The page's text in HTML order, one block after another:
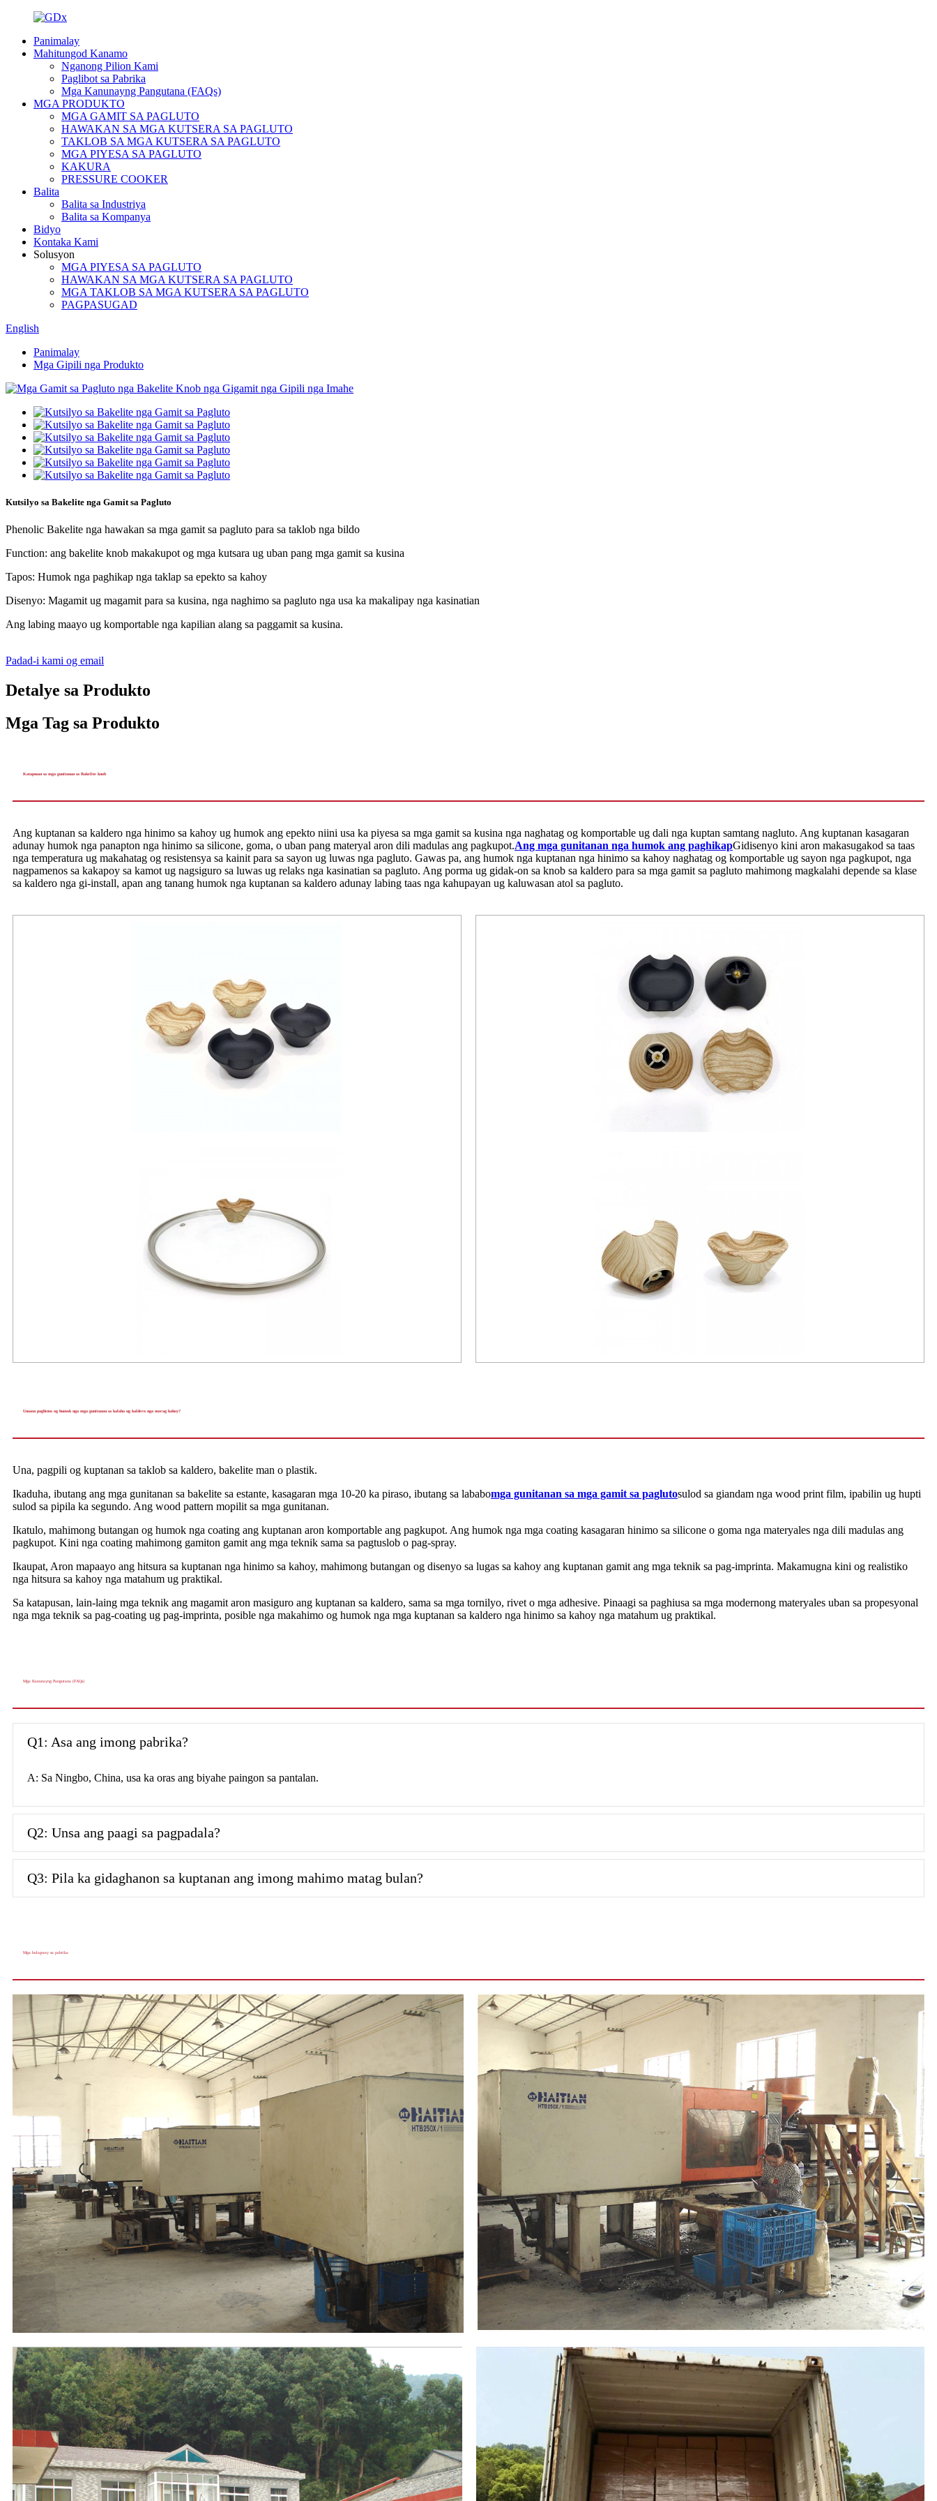
Panimalay
Mahitungod Kanamo
Nganong Pilion Kami
Paglibot sa Pabrika
Mga Kanunayng Pangutana (FAQs)
MGA PRODUKTO
MGA GAMIT SA PAGLUTO
HAWAKAN SA MGA KUTSERA SA PAGLUTO
TAKLOB SA MGA KUTSERA SA PAGLUTO
MGA PIYESA SA PAGLUTO
KAKURA
PRESSURE COOKER
Balita
Balita sa Industriya
Balita sa Kompanya
Bidyo
Kontaka Kami
Solusyon
MGA PIYESA SA PAGLUTO
HAWAKAN SA MGA KUTSERA SA PAGLUTO
MGA TAKLOB SA MGA KUTSERA SA PAGLUTO
PAGPASUGAD
English
Panimalay
Mga Gipili nga Produkto
Kutsilyo sa Bakelite nga Gamit sa Pagluto
Phenolic Bakelite nga hawakan sa mga gamit sa pagluto para sa taklob nga bildo
Function: ang bakelite knob makakupot og mga kutsara ug uban pang mga gamit sa kusina
Tapos: Humok nga paghikap nga taklap sa epekto sa kahoy
Disenyo: Magamit ug magamit para sa kusina, nga naghimo sa pagluto nga usa ka makalipay nga kasinatian
Ang labing maayo ug komportable nga kapilian alang sa paggamit sa kusina.
Padad-i kami og email
Detalye sa Produkto
Mga Tag sa Produkto
Katapusan sa mga gunitanan sa Bakelite knob
Ang kuptanan sa kaldero nga hinimo sa kahoy ug humok ang epekto niini usa ka piyesa sa mga gamit sa kusina nga naghatag og komportable ug dali nga kuptan samtang nagluto. Ang kuptanan kasagaran
adunay humok nga panapton nga hinimo sa silicone, goma, o uban pang materyal aron dili madulas ang pagkupot.Ang mga gunitanan nga humok ang paghikapGidisenyo kini aron makasugakod sa taas
nga temperatura ug makahatag og resistensya sa kainit para sa sayon ​​ug luwas nga pagluto. Gawas pa, ang humok nga kuptanan nga hinimo sa kahoy naghatag og komportable ug sayon ​​nga pagkupot, nga
nagpamenos sa kakapoy sa kamot ug nagsiguro sa luwas ug relaks nga kasinatian sa pagluto. Ang porma ug gidak-on sa knob sa kaldero para sa mga gamit sa pagluto mahimong magkalahi depende sa klase
sa kaldero nga gi-install, apan ang tanang humok nga kuptanan sa kaldero adunay labing taas nga kahupayan ug kaluwasan atol sa pagluto.
Unsaon paghimo og humok nga mga gunitanan sa kalaha ug kaldero nga morag kahoy?
Una, pagpili og kuptanan sa taklob sa kaldero, bakelite man o plastik.
Ikaduha, ibutang ang mga gunitanan sa bakelite sa estante, kasagaran mga 10-20 ka piraso, ibutang sa lababomga gunitanan sa mga gamit sa paglutosulod sa giandam nga wood print film, ipabilin ug hupti
sulod sa pipila ka segundo. Ang wood pattern mopilit sa mga gunitanan.
Ikatulo, mahimong butangan og humok nga coating ang kuptanan aron komportable ang pagkupot. Ang humok nga mga coating kasagaran hinimo sa silicone o goma nga materyales nga dili madulas ang
pagkupot. Kini nga coating mahimong gamiton gamit ang mga teknik sama sa pagtuslob o pag-spray.
Ikaupat, Aron mapaayo ang hitsura sa kuptanan nga hinimo sa kahoy, mahimong butangan og disenyo sa lugas sa kahoy ang kuptanan gamit ang mga teknik sa pag-imprinta. Makamugna kini og realistiko
nga hitsura sa kahoy nga matahum ug praktikal.
Sa katapusan, lain-laing mga teknik ang magamit aron masiguro ang kuptanan sa kaldero, sama sa mga tornilyo, rivet o mga adhesive. Pinaagi sa paghiusa sa mga modernong materyales uban sa propesyonal
nga mga teknik sa pag-coating ug pag-imprinta, posible nga makahimo og humok nga mga kuptanan sa kaldero nga hinimo sa kahoy nga matahum ug praktikal.
Mga Kanunayng Pangutana (FAQs)
Q1: Asa ang imong pabrika?
A: Sa Ningbo, China, usa ka oras ang biyahe paingon sa pantalan.
Q2: Unsa ang paagi sa pagpadala?
Q3: Pila ka gidaghanon sa kuptanan ang imong mahimo matag bulan?
Mga hulagway sa pabrika